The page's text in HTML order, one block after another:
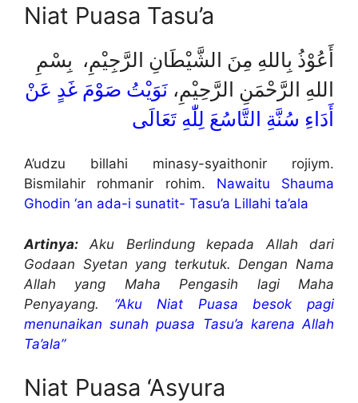
Niat Puasa Tasu’a
أَعُوْذُ بِاللهِ مِنَ الشَّيْطَانِ الرَّجِيْمِ، بِسْمِ
اللهِ الرَّحْمَنِ الرَّحِيْمِ، نَوَيْتُ صَوْمَ غَدٍ عَنْ
أَدَاءِ سُنَّةِ التَّاسُعَ لِلّٰهِ تَعَالَى
A’udzu billahi minasy-syaithonir rojiym.
Bismilahir rohmanir rohim. Nawaitu Shauma
Ghodin ‘an ada-i sunatit- Tasu’a Lillahi ta’ala
Artinya: Aku Berlindung kepada Allah dari
Godaan Syetan yang terkutuk. Dengan Nama
Allah yang Maha Pengasih lagi Maha
Penyayang. “Aku Niat Puasa besok pagi
menunaikan sunah puasa Tasu’a karena Allah
Ta’ala”
Niat Puasa ‘Asyura